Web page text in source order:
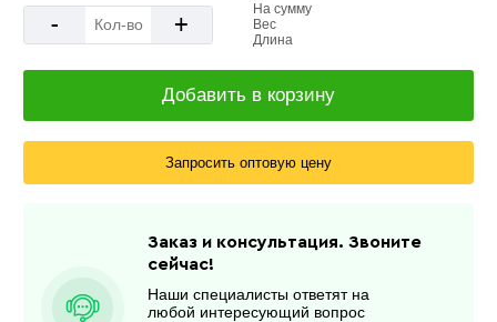
- +
На сумму
Вес
Длина
Добавить в корзину
Запросить оптовую цену
Заказ и консультация. Звоните
сейчас!
Наши специалисты ответят на
любой интересующий вопрос